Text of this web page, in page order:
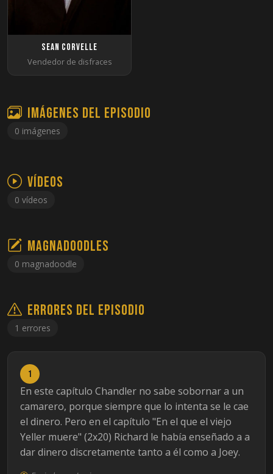
Sean Corvelle
Vendedor de disfraces
Imágenes del episodio
0 imágenes
Vídeos
0 vídeos
Magnadoodles
0 magnadoodle
Errores del episodio
1 errores
1
En este capítulo Chandler no sabe sobornar a un
camarero, porque siempre que lo intenta se le cae
el dinero. Pero en el capítulo "En el que el viejo
Yeller muere" (2x20) Richard le había enseñado a a
dar dinero discretamente tanto a él como a Joey.